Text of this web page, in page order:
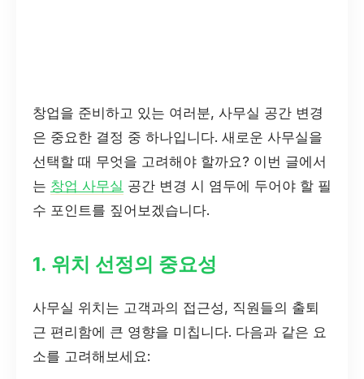
창업을 준비하고 있는 여러분, 사무실 공간 변경
은 중요한 결정 중 하나입니다. 새로운 사무실을
선택할 때 무엇을 고려해야 할까요? 이번 글에서
는 창업 사무실 공간 변경 시 염두에 두어야 할 필
수 포인트를 짚어보겠습니다.
1. 위치 선정의 중요성
사무실 위치는 고객과의 접근성, 직원들의 출퇴
근 편리함에 큰 영향을 미칩니다. 다음과 같은 요
소를 고려해보세요: